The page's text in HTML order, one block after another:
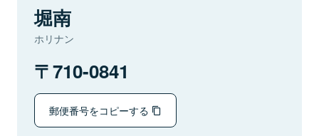
堀南
ホリナン
710-0841
郵便番号をコピーする